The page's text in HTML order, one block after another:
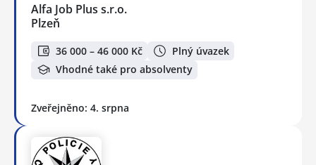
Alfa Job Plus s.r.o.
Plzeň
36 000 – 46 000 Kč
Plný úvazek
Vhodné také pro absolventy
Zveřejněno: 4. srpna